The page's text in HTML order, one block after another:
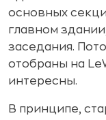
основных
главном
заседания.
отобраны на
интересны.
В принципе,